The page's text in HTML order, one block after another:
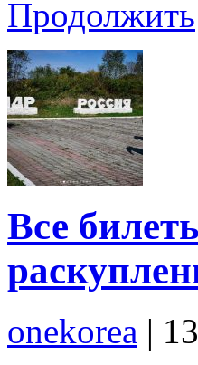
Продолжить
Все
onekorea |